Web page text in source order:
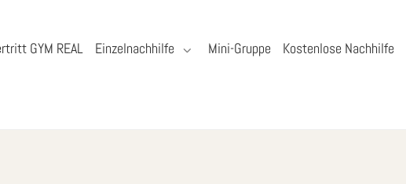
GYM REAL Einzelnachhilfe Mini-Gruppe Kostenlose Nachhilfe